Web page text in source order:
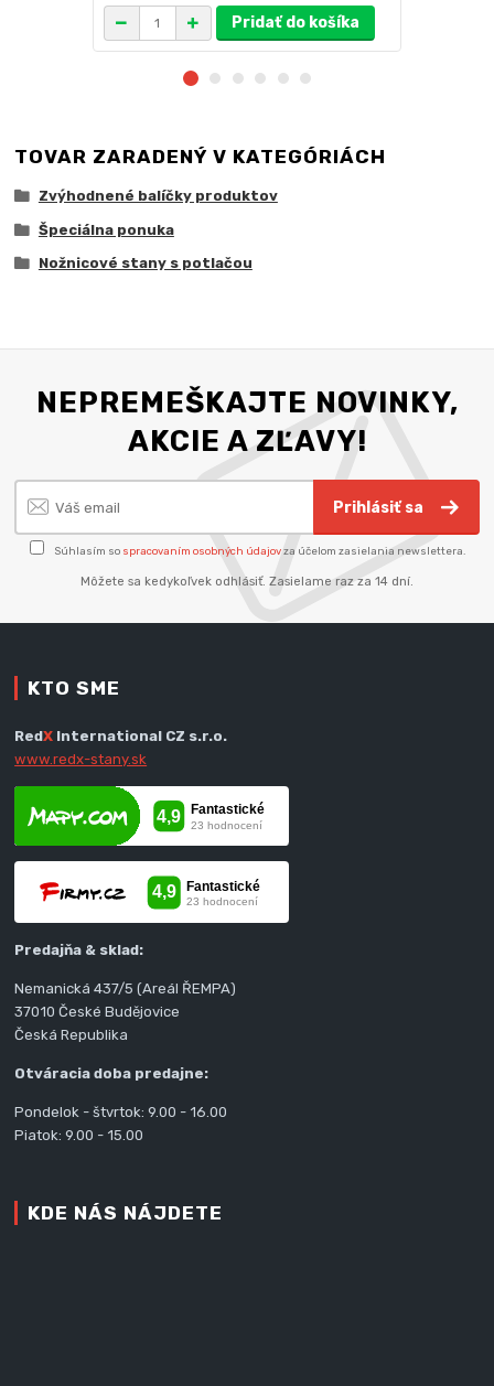
Pridať do košíka
TOVAR ZARADENÝ V KATEGÓRIÁCH
Zvýhodnené balíčky produktov
Špeciálna ponuka
Nožnicové stany s potlačou
NEPREMEŠKAJTE NOVINKY,
AKCIE A ZĽAVY!
Prihlásiť sa
Súhlasím so spracovaním osobných údajovza účelom zasielania newslettera.
Môžete sa kedykoľvek odhlásiť. Zasielame raz za 14 dní.
KTO SME
RedX International CZ s.r.o.
www.redx-stany.sk
Predajňa & sklad:
Nemanická 437/5 (Areál ŘEMPA)
37010 České Budějovice
Česká Republika
Otváracia doba predajne:
Pondelok - štvrtok: 9.00 - 16.00
Piatok: 9.00 - 15.00
KDE NÁS NÁJDETE